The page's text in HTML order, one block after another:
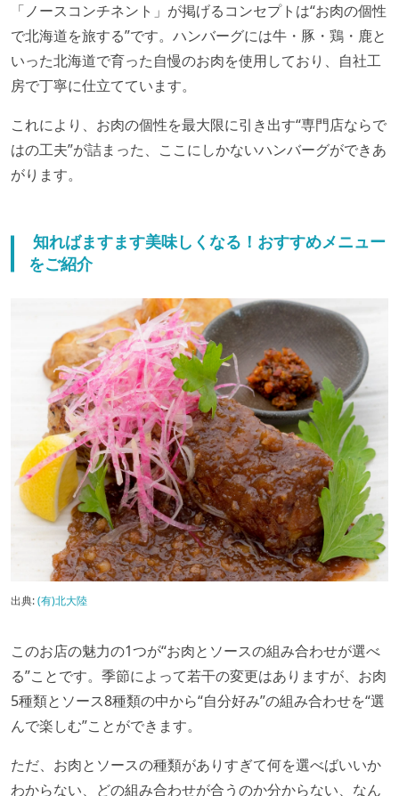
「ノースコンチネント」が掲げるコンセプトは“お肉の個性
で北海道を旅する”です。ハンバーグには牛・豚・鶏・鹿と
いった北海道で育った自慢のお肉を使用しており、自社工
房で丁寧に仕立てています。
これにより、お肉の個性を最大限に引き出す“専門店ならで
はの工夫”が詰まった、ここにしかないハンバーグができあ
がります。
知ればますます美味しくなる！おすすめメニュー
をご紹介
出典:(有)北大陸
このお店の魅力の1つが“お肉とソースの組み合わせが選べ
る”ことです。季節によって若干の変更はありますが、お肉
5種類とソース8種類の中から“自分好み”の組み合わせを“選
んで楽しむ”ことができます。
ただ、お肉とソースの種類がありすぎて何を選べばいいか
わからない、どの組み合わせが合うのか分からない、なん